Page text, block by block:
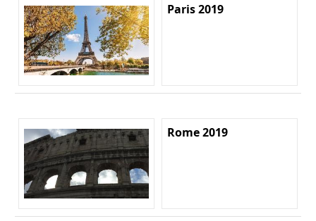
Paris 2019
Rome 2019